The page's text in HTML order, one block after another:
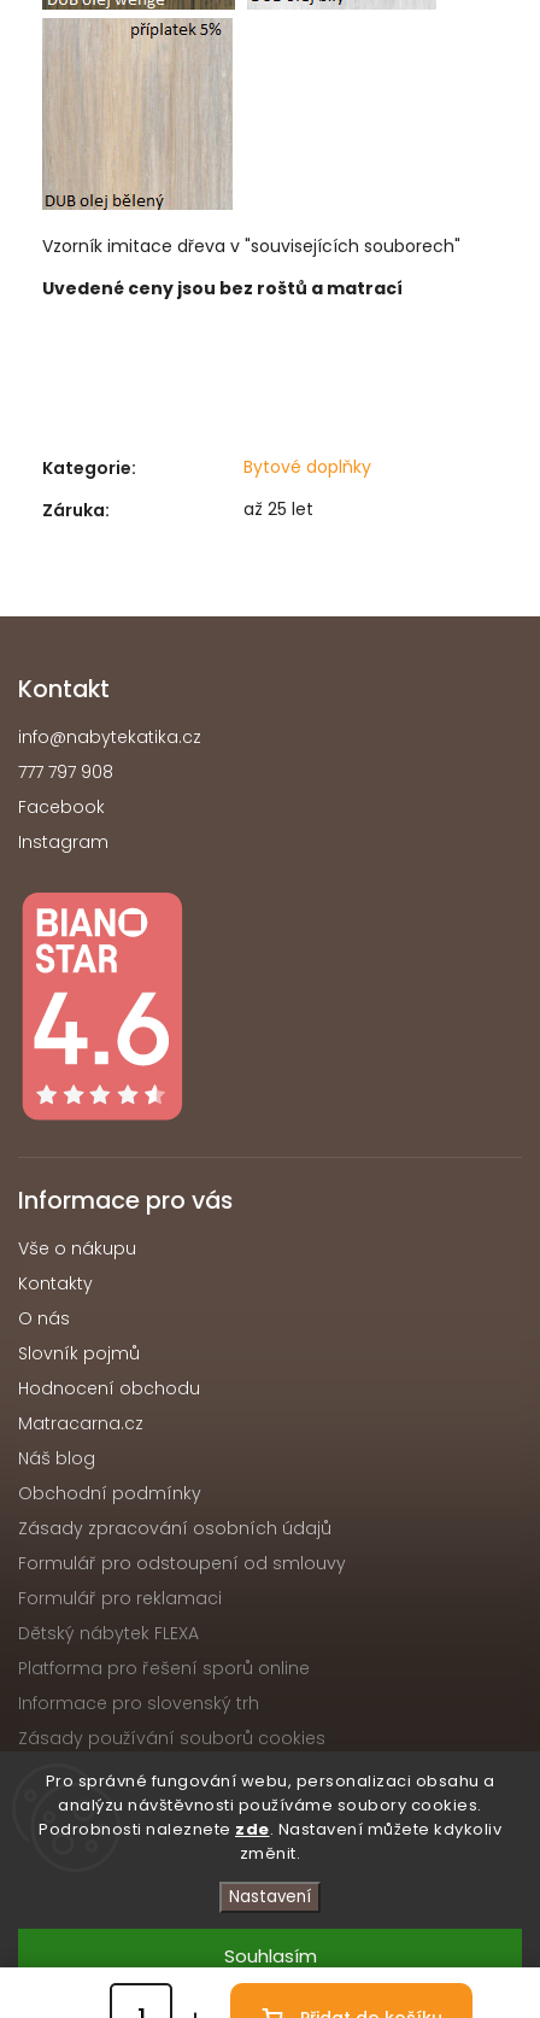
Pro správné fungování webu, personalizaci obsahu a
analýzu návštěvnosti používáme soubory cookies.
Podrobnosti naleznete zde. Nastavení můžete kdykoliv
změnit.
Nastavení
Souhlasím
Vzorník imitace dřeva v "souvisejících souborech"
Uvedené ceny jsou bez roštů a matrací
Kategorie:
Bytové doplňky
Záruka: až 25 let
Kontakt
info@nabytekatika.cz
777 797 908
Facebook
Instagram
Informace pro vás
Vše o nákupu
Kontakty
O nás
Slovník pojmů
Hodnocení obchodu
Matracarna.cz
Náš blog
Obchodní podmínky
Zásady zpracování osobních údajů
Formulář pro odstoupení od smlouvy
Formulář pro reklamaci
Dětský nábytek FLEXA
Platforma pro řešení sporů online
Informace pro slovenský trh
Zásady používání souborů cookies
Copyright 2026Nábytek ATIKA, s.r.o.. Všechna práva
vyhrazena.
Upravit nastavení cookies
VytvořilShoptet| DesignShoptak.cz